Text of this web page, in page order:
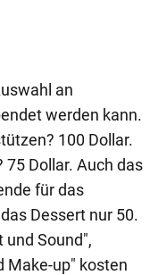
an
werden kann.
100 Dollar.
75 Dollar. Auch das
für das
Dessert nur 50.
und Sound",
Make-up" kosten